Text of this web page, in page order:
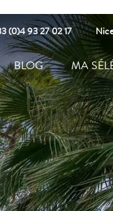
BLOG MA
(0)4 93 27 02 17